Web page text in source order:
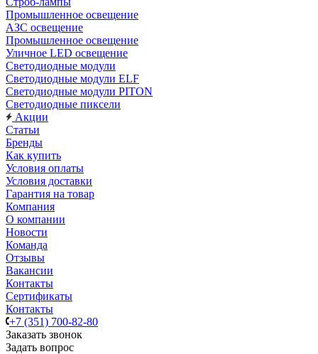
Промышленное освещение
АЗС освещение
Промышленное освещение
Уличное LED освещение
Светодиодные модули
Светодиодные модули ELF
Светодиодные модули PITON
Светодиодные пиксели
Акции
Статьи
Бренды
Как купить
Условия оплаты
Условия доставки
Гарантия на товар
Компания
О компании
Новости
Команда
Отзывы
Вакансии
Контакты
Сертификаты
Контакты
+7 (351) 700-82-80
Заказать звонок
Задать вопрос